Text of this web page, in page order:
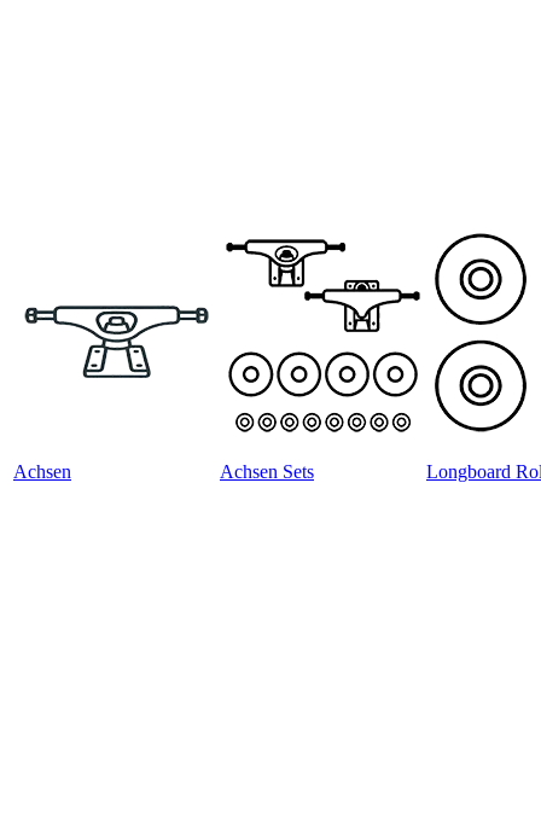
Achsen Achsen Sets Longboard